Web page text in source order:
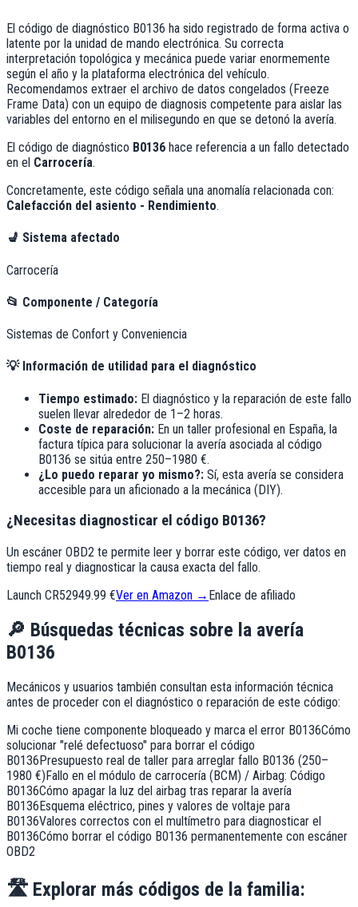
El código de diagnóstico B0136 ha sido registrado de forma activa o
latente por la unidad de mando electrónica. Su correcta
interpretación topológica y mecánica puede variar enormemente
según el año y la plataforma electrónica del vehículo.
Recomendamos extraer el archivo de datos congelados (Freeze
Frame Data) con un equipo de diagnosis competente para aislar las
variables del entorno en el milisegundo en que se detonó la avería.
El código de diagnóstico B0136 hace referencia a un fallo detectado
en el Carrocería.
Concretamente, este código señala una anomalía relacionada con:
Calefacción del asiento - Rendimiento.
💺 Sistema afectado
Carrocería
📂 Componente / Categoría
Sistemas de Confort y Conveniencia
💡Información de utilidad para el diagnóstico
Tiempo estimado: El diagnóstico y la reparación de este fallo
suelen llevar alrededor de 1–2 horas.
Coste de reparación: En un taller profesional en España, la
factura típica para solucionar la avería asociada al código
B0136 se sitúa entre 250–1980 €.
¿Lo puedo reparar yo mismo?: Sí, esta avería se considera
accesible para un aficionado a la mecánica (DIY).
¿Necesitas diagnosticar el código B0136?
Un escáner OBD2 te permite leer y borrar este código, ver datos en
tiempo real y diagnosticar la causa exacta del fallo.
Launch CR52949.99 €Ver en Amazon → Enlace de afiliado
🔎 Búsquedas técnicas sobre la avería
B0136
Mecánicos y usuarios también consultan esta información técnica
antes de proceder con el diagnóstico o reparación de este código:
Mi coche tiene componente bloqueado y marca el error B0136Cómo
solucionar "relé defectuoso" para borrar el código
B0136Presupuesto real de taller para arreglar fallo B0136 (250–
1980 €)Fallo en el módulo de carrocería (BCM) / Airbag: Código
B0136Cómo apagar la luz del airbag tras reparar la avería
B0136Esquema eléctrico, pines y valores de voltaje para
B0136Valores correctos con el multímetro para diagnosticar el
B0136Cómo borrar el código B0136 permanentemente con escáner
OBD2
🛣️ Explorar más códigos de la familia: